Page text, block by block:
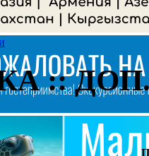
::